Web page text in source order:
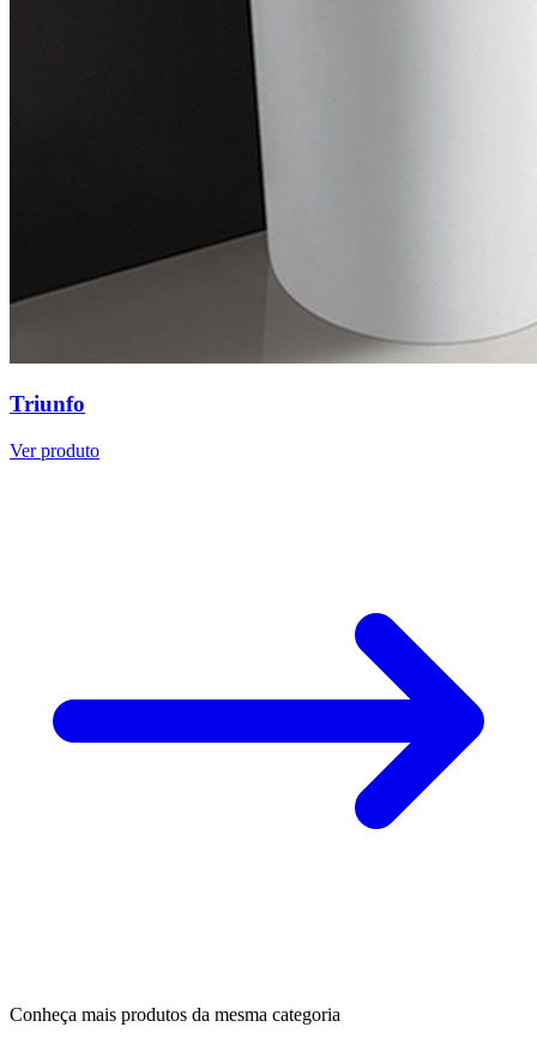
Triunfo
Ver produto
Conheça mais produtos da mesma categoria